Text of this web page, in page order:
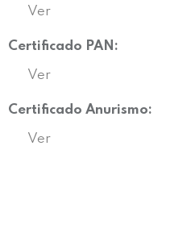
Ver
Certificado PAN:
Ver
Certificado Anurismo:
Ver